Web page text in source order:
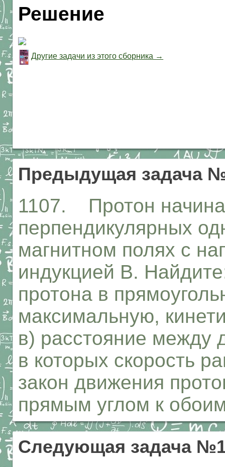
Решение
Другие задачи из этого сборника →
Предыдущая задача
1107. Протон
перпендикулярных
магнитном полях с
индукцией В.
протона в
максимальную,
в) расстояние между
в которых скорость
закон движения
прямым углом к
Следующая задача